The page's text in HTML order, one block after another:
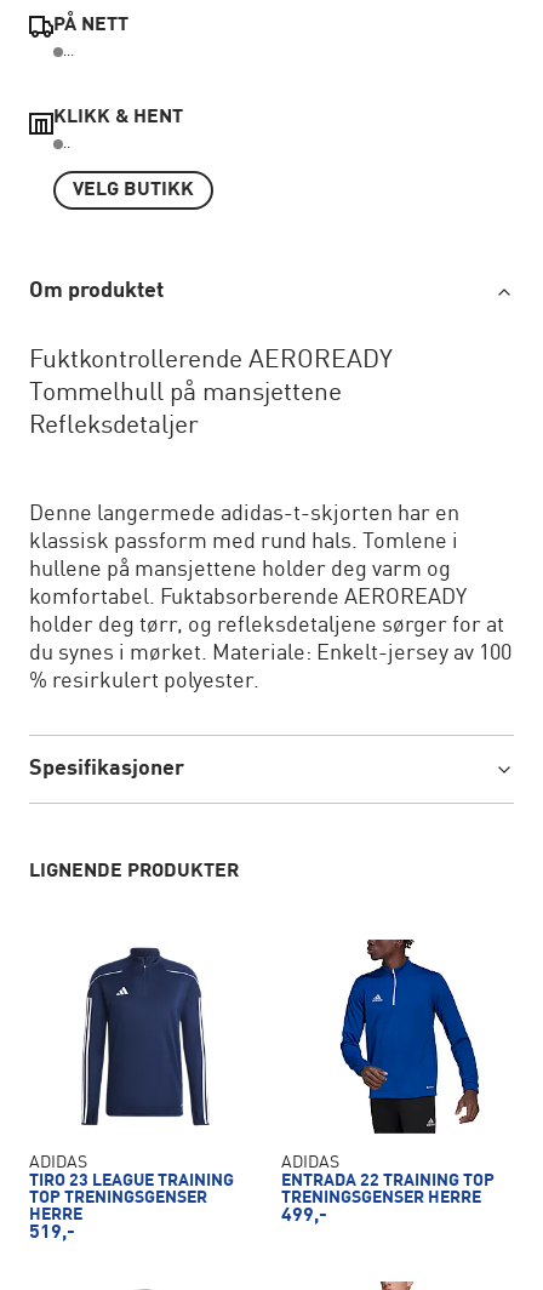
PÅ NETT
...
KLIKK & HENT
..
VELG BUTIKK
Om produktet
Fuktkontrollerende AEROREADY
Tommelhull på mansjettene
Refleksdetaljer
Denne langermede adidas-t-skjorten har en
klassisk passform med rund hals. Tomlene i
hullene på mansjettene holder deg varm og
komfortabel. Fuktabsorberende AEROREADY
holder deg tørr, og refleksdetaljene sørger for at
du synes i mørket. Materiale: Enkelt-jersey av 100
% resirkulert polyester.
Spesifikasjoner
LIGNENDE PRODUKTER
ADIDAS
TIRO 23 LEAGUE TRAINING
TOP TRENINGSGENSER
HERRE
519,-
ADIDAS
ENTRADA 22 TRAINING TOP
TRENINGSGENSER HERRE
499,-